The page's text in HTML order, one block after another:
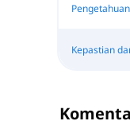
Kepastian